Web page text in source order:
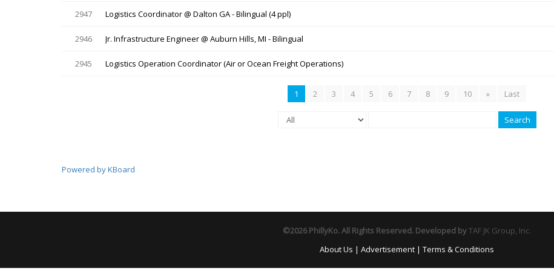
2947 Logistics Coordinator @ Dalton GA - Bilingual (4 ppl)
2946 Jr. Infrastructure Engineer @ Auburn Hills, MI - Bilingual
2945 Logistics Operation Coordinator (Air or Ocean Freight Operations)
1 2 3 4 5 6 7 8 9 10 » Last
Search
Powered by KBoard
©2026 PhillyKo. All Rights Reserved. Developed byTAF JK Group, Inc.
About Us | Advertisement | Terms & Conditions